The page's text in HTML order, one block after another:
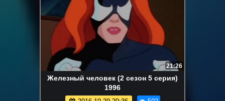
21:26
Железный человек (2 сезон 5 серия)
1996